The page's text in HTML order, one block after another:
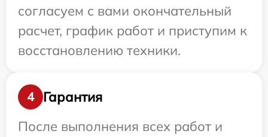
согласуем с вами окончательный
расчет, график работ и приступим к
восстановлению техники.
4
Гарантия
После выполнения всех работ и